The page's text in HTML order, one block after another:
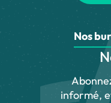
Nos
informé,